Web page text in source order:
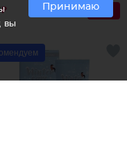
₽
вы
Принимаю